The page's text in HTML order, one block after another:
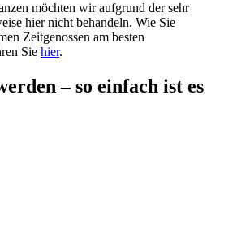
möchten wir aufgrund der sehr
hier nicht behandeln. Wie Sie
Zeitgenossen am besten
Sie hier.
– so einfach ist es